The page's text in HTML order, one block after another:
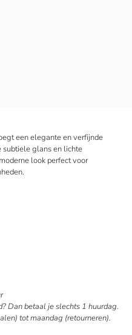
een elegante en verfijnde
subtiele glans en lichte
look perfect voor
Dan betaal je slechts 1 huurdag.
tot maandag (retourneren).